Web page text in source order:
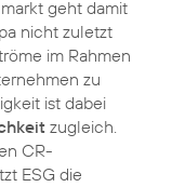
geht damit
nicht zuletzt
im Rahmen
zu
ist dabei
zugleich.
CR-
ESG die